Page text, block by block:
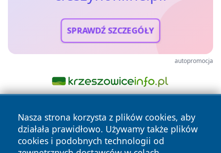
SPRAWDŹ SZCZEGÓŁY
autopromocja
Nasza strona korzysta z plików cookies, aby
działała prawidłowo. Używamy także plików
cookies i podobnych technologii od